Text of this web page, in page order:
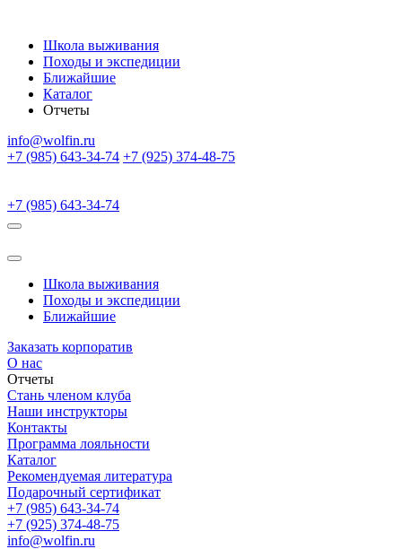
Школа выживания
Походы и экспедиции
Ближайшие
Каталог
Отчеты
info@wolfin.ru
+7 (985) 643-34-74 +7 (925) 374-48-75
+7 (985) 643-34-74
Школа выживания
Походы и экспедиции
Ближайшие
Заказать корпоратив
О нас
Отчеты
Стань членом клуба
Наши инструкторы
Контакты
Программа лояльности
Каталог
Рекомендуемая литература
Подарочный сертификат
+7 (985) 643-34-74
+7 (925) 374-48-75
info@wolfin.ru